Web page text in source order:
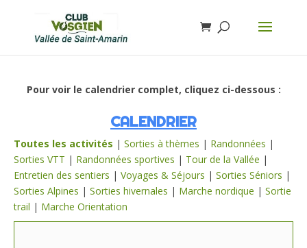
Pour voir le calendrier complet, cliquez ci-dessous :
CALENDRIER
Toutes les activités | Sorties à thèmes | Randonnées |
Sorties VTT | Randonnées sportives | Tour de la Vallée |
Entretien des sentiers | Voyages & Séjours | Sorties Séniors |
Sorties Alpines | Sorties hivernales | Marche nordique | Sortie
trail | Marche Orientation